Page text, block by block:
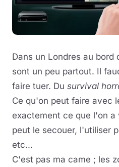
Dans un Londres au bord
sont un peu partout. Il
faire tuer. Du survival
Ce qu'on peut faire avec
exactement ce que l'on a
peut le secouer, l'utiliser
etc...
C'est pas ma came ; les